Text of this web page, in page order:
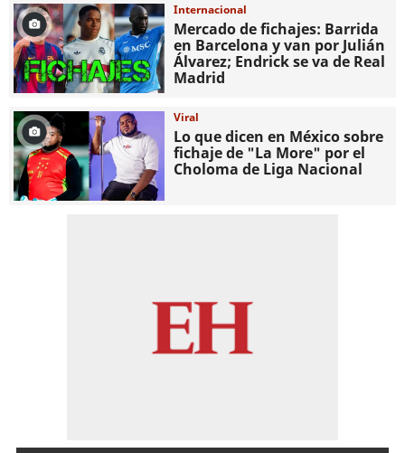
Internacional
Mercado de fichajes: Barrida
en Barcelona y van por Julián
Álvarez; Endrick se va de Real
Madrid
Viral
Lo que dicen en México sobre
fichaje de "La More" por el
Choloma de Liga Nacional